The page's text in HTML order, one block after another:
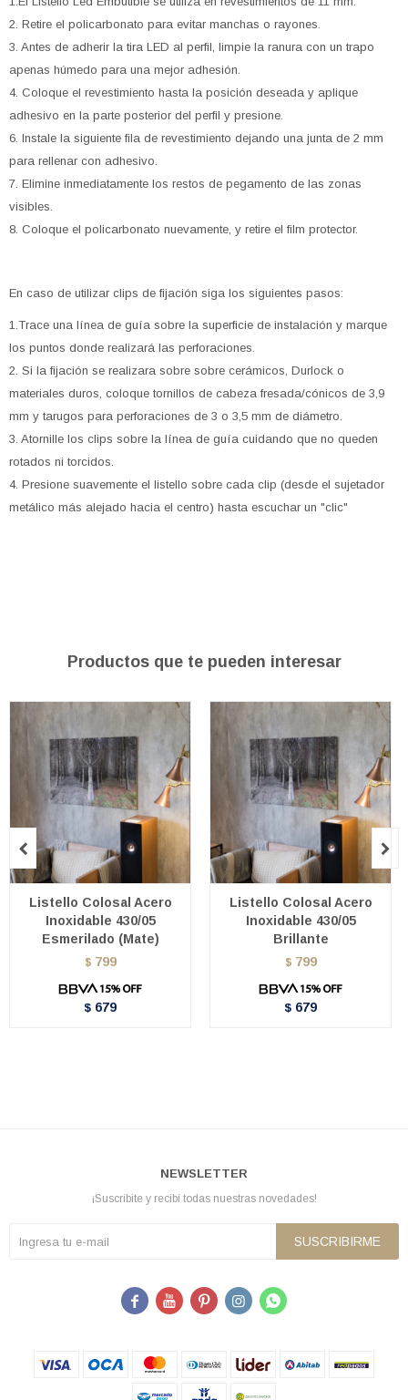
2. Retire el policarbonato para evitar manchas o rayones.
3. Antes de adherir la tira LED al perfil, limpie la ranura con un trapo
apenas húmedo para una mejor adhesión.
4. Coloque el revestimiento hasta la posición deseada y aplique
adhesivo en la parte posterior del perfil y presione.
6. Instale la siguiente fila de revestimiento dejando una junta de 2 mm
para rellenar con adhesivo.
7. Elimine inmediatamente los restos de pegamento de las zonas
visibles.
8. Coloque el policarbonato nuevamente, y retire el film protector.
En caso de utilizar clips de fijación siga los siguientes pasos:
1.Trace una línea de guía sobre la superficie de instalación y marque
los puntos donde realizará las perforaciones.
2. Si la fijación se realizara sobre sobre cerámicos, Durlock o
materiales duros, coloque tornillos de cabeza fresada/cónicos de 3,9
mm y tarugos para perforaciones de 3 o 3,5 mm de diámetro.
3. Atornille los clips sobre la línea de guía cuidando que no queden
rotados ni torcidos.
4. Presione suavemente el listello sobre cada clip (desde el sujetador
metálico más alejado hacia el centro) hasta escuchar un "clic"
Productos que te pueden interesar
Listello Colosal Acero
Inoxidable 430/05
Esmerilado (Mate)
$ 799
$ 679
Listello Colosal Acero
Inoxidable 430/05
Brillante
$ 799
$ 679
 
NEWSLETTER
¡Suscribite y recibí todas nuestras novedades!
SUSCRIBIRME
    